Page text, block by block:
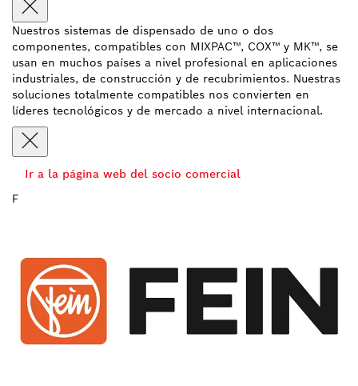
Nuestros sistemas de dispensado de uno o dos
componentes, compatibles con MIXPAC™, COX™ y MK™, se
usan en muchos países a nivel profesional en aplicaciones
industriales, de construcción y de recubrimientos. Nuestras
soluciones totalmente compatibles nos convierten en
líderes tecnológicos y de mercado a nivel internacional.
Ir a la página web del socio comercial
F